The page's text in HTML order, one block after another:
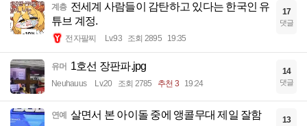
계층 전세계 사람들이 감탄하고 있다는 한국인 유
튜브 계정.
전자팔찌 Lv.93 조회 2895 19:35
17
댓글
유머 1호선 장판파.jpg
Neuhauus Lv.20 조회 2785 추천 3 19:24
14
댓글
연예 살면서 본 아이돌 중에 앵콜무대 제일 잘함 13